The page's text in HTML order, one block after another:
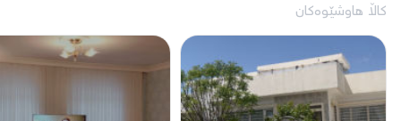
کاڵا هاوشێوەکان